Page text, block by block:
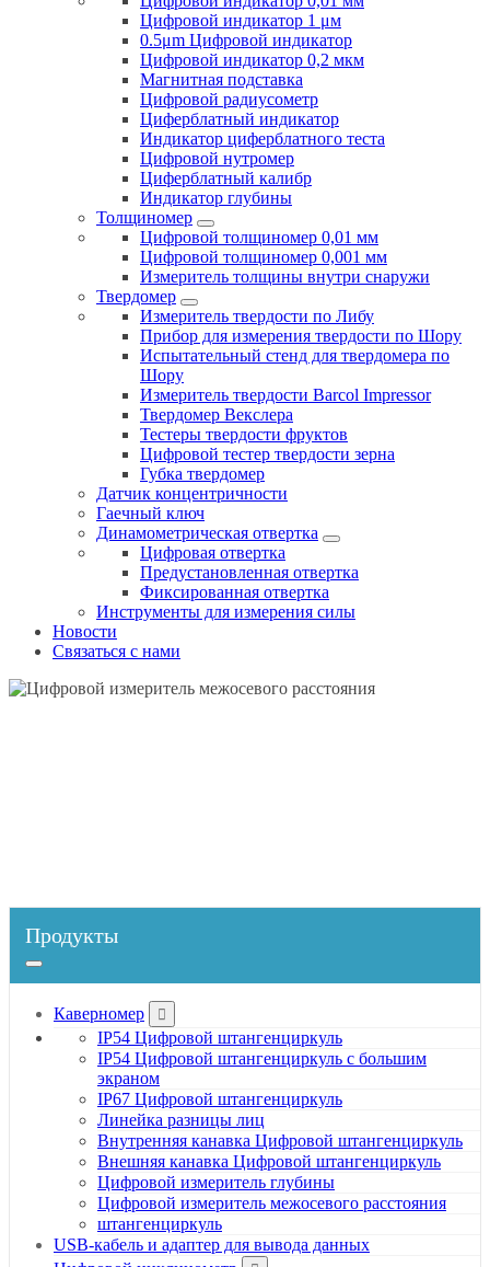
Цифровой индикатор 1 μм
0.5μm Цифровой индикатор
Цифровой индикатор 0,2 мкм
Магнитная подставка
Цифровой радиусометр
Циферблатный индикатор
Индикатор циферблатного теста
Цифровой нутромер
Циферблатный калибр
Индикатор глубины
Толщиномер
Цифровой толщиномер 0,01 мм
Цифровой толщиномер 0,001 мм
Измеритель толщины внутри снаружи
Твердомер
Измеритель твердости по Либу
Прибор для измерения твердости по Шору
Испытательный стенд для твердомера по
Шору
Измеритель твердости Barcol Impressor
Твердомер Векслера
Тестеры твердости фруктов
Цифровой тестер твердости зерна
Губка твердомер
Датчик концентричности
Гаечный ключ
Динамометрическая отвертка
Цифровая отвертка
Предустановленная отвертка
Фиксированная отвертка
Инструменты для измерения силы
Новости
Связаться с нами
Продукты
Каверномер
IP54 Цифровой штангенциркуль
IP54 Цифровой штангенциркуль с большим
экраном
IP67 Цифровой штангенциркуль
Линейка разницы лиц
Внутренняя канавка Цифровой штангенциркуль
Внешняя канавка Цифровой штангенциркуль
Цифровой измеритель глубины
Цифровой измеритель межосевого расстояния
штангенциркуль
USB-кабель и адаптер для вывода данных